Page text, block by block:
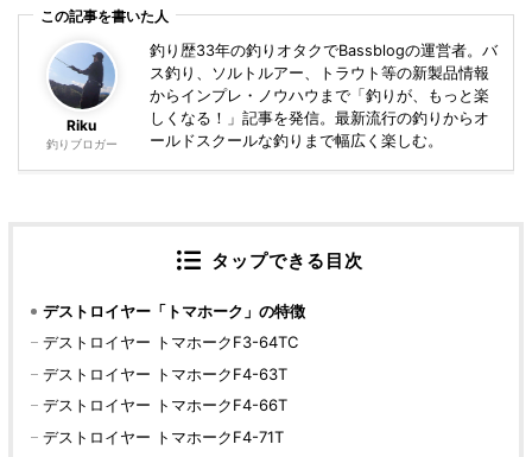
この記事を書いた人
Riku
釣りブロガー
釣り歴33年の釣りオタクでBassblogの運営者。バ
ス釣り、ソルトルアー、トラウト等の新製品情報
からインプレ・ノウハウまで「釣りが、もっと楽
しくなる！」記事を発信。最新流行の釣りからオ
ールドスクールな釣りまで幅広く楽しむ。
タップできる目次
デストロイヤー「トマホーク」の特徴
デストロイヤー トマホークF3-64TC
デストロイヤー トマホークF4-63T
デストロイヤー トマホークF4-66T
デストロイヤー トマホークF4-71T